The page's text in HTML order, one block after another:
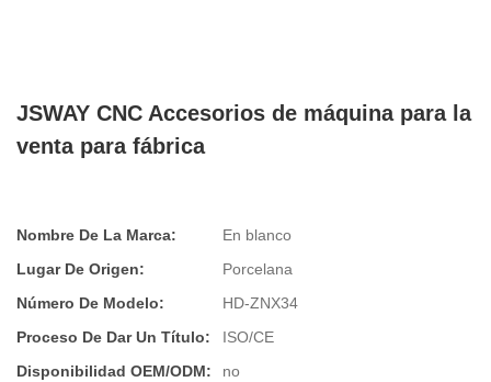
JSWAY CNC Accesorios de máquina para la
venta para fábrica
Nombre De La Marca:
En blanco
Lugar De Origen:
Porcelana
Número De Modelo:
HD-ZNX34
Proceso De Dar Un Título:
ISO/CE
Disponibilidad OEM/ODM:
no